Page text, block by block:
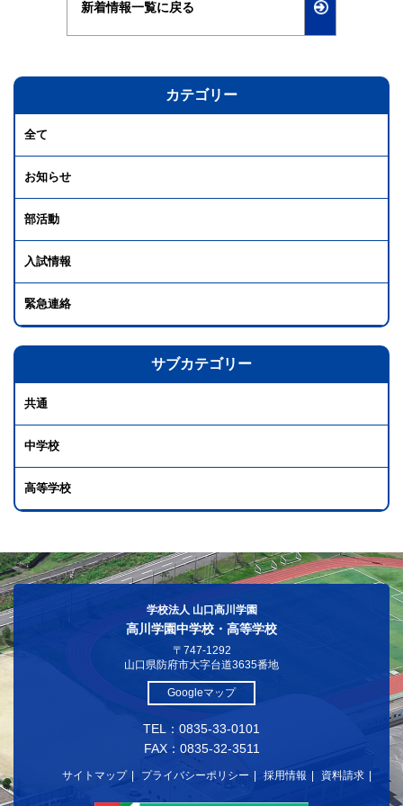
新着情報一覧に戻る
カテゴリー
全て
お知らせ
部活動
入試情報
緊急連絡
サブカテゴリー
共通
中学校
高等学校
学校法人 山口高川学園
高川学園中学校・高等学校
〒747-1292
山口県防府市大字台道3635番地
Googleマップ
TEL：0835-33-0101
FAX：0835-32-3511
サイトマップ プライバシーポリシー 採用情報 資料請求